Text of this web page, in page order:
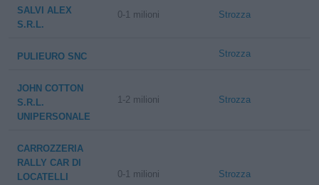
SALVI ALEX
S.R.L.
0-1 milioni Strozza
PULIEURO SNC Strozza
JOHN COTTON
S.R.L.
UNIPERSONALE
1-2 milioni Strozza
CARROZZERIA
RALLY CAR DI
LOCATELLI
0-1 milioni Strozza